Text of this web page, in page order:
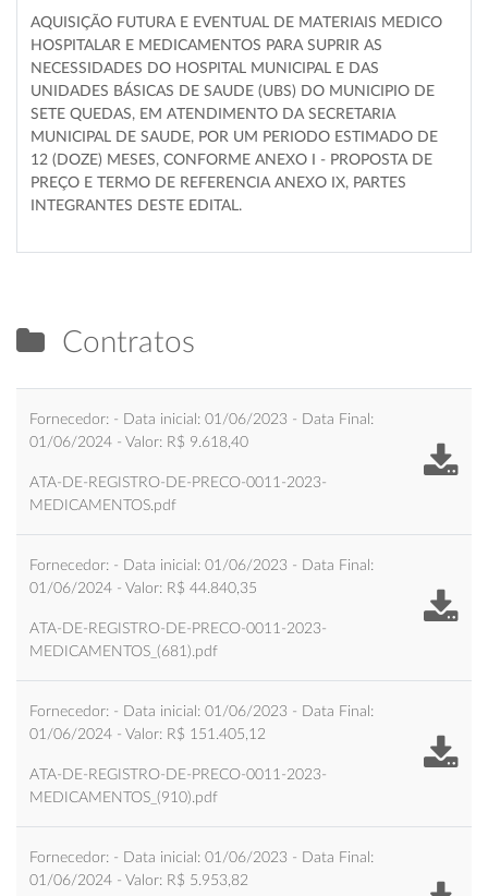
AQUISIÇÃO FUTURA E EVENTUAL DE MATERIAIS MEDICO
HOSPITALAR E MEDICAMENTOS PARA SUPRIR AS
NECESSIDADES DO HOSPITAL MUNICIPAL E DAS
UNIDADES BÁSICAS DE SAUDE (UBS) DO MUNICIPIO DE
SETE QUEDAS, EM ATENDIMENTO DA SECRETARIA
MUNICIPAL DE SAUDE, POR UM PERIODO ESTIMADO DE
12 (DOZE) MESES, CONFORME ANEXO I - PROPOSTA DE
PREÇO E TERMO DE REFERENCIA ANEXO IX, PARTES
INTEGRANTES DESTE EDITAL.
Contratos
Fornecedor: - Data inicial: 01/06/2023 - Data Final:
01/06/2024 - Valor: R$ 9.618,40
ATA-DE-REGISTRO-DE-PRECO-0011-2023-
MEDICAMENTOS.pdf
Fornecedor: - Data inicial: 01/06/2023 - Data Final:
01/06/2024 - Valor: R$ 44.840,35
ATA-DE-REGISTRO-DE-PRECO-0011-2023-
MEDICAMENTOS_(681).pdf
Fornecedor: - Data inicial: 01/06/2023 - Data Final:
01/06/2024 - Valor: R$ 151.405,12
ATA-DE-REGISTRO-DE-PRECO-0011-2023-
MEDICAMENTOS_(910).pdf
Fornecedor: - Data inicial: 01/06/2023 - Data Final:
01/06/2024 - Valor: R$ 5.953,82